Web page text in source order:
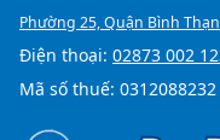
Phường 25, Quận Bình
Điện thoại: 02873 002
Mã số thuế: 0312088232